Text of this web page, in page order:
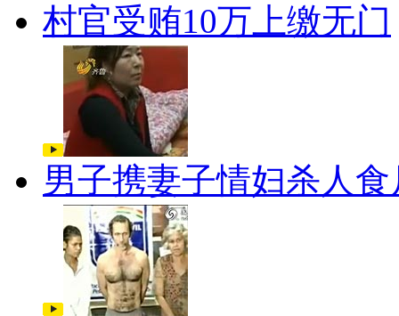
村官受贿10万上缴无门
男子携妻子情妇杀人食